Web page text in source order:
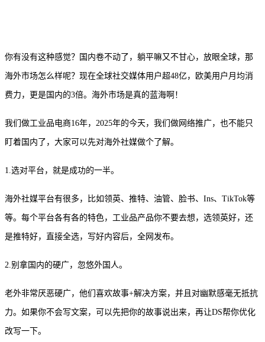
你有没有这种感觉？国内卷不动了，躺平嘛又不甘心，放眼全球，那
海外市场怎么样呢？现在全球社交媒体用户超48亿，欧美用户月均消
费力，更是国内的3倍。海外市场是真的蓝海啊！
我们做工业品电商16年，2025年的今天，我们做网络推广，也不能只
盯着国内了，大家可以先对海外社媒做个了解。
1.选对平台，就是成功的一半。
海外社媒平台有很多，比如领英、推特、油管、脸书、 Ins、TikTok等
等。每个平台各有各的特色，工业品产品你不要去想，选领英好，还
是推特好，直接全选，写好内容后，全网发布。
2.别拿国内的硬广，忽悠外国人。
老外非常厌恶硬广，他们喜欢故事+解决方案，并且对幽默感毫无抵抗
力。如果你不会写文案，可以先把你的故事说出来，再让DS帮你优化
改写一下。